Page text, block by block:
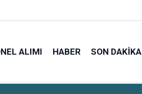
ALIMI HABER SON DAKIKA